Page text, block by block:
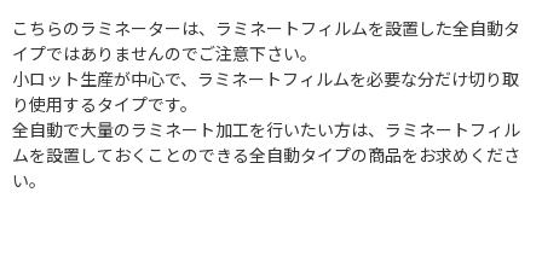
こちらのラミネーターは、ラミネートフィルムを設置した全自動タ
イプではありませんのでご注意下さい。
小ロット生産が中心で、ラミネートフィルムを必要な分だけ切り取
り使用するタイプです。
全自動で大量のラミネート加工を行いたい方は、ラミネートフィル
ムを設置しておくことのできる全自動タイプの商品をお求めくださ
い。